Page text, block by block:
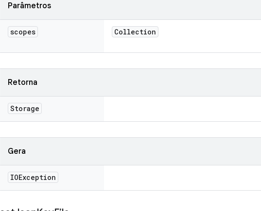
Parâmetros
scopes Collection
Retorna
Storage
Gera
IOException